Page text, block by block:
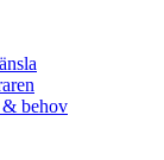
& behov